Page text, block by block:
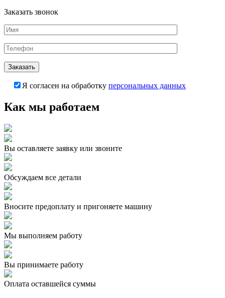
Заказать звонок
Я согласен на обработку персональных данных
Как мы работаем
Вы оставляете заявку или звоните
Обсуждаем все детали
Вносите предоплату и пригоняете машину
Мы выполняем работу
Вы принимаете работу
Оплата оставшейся суммы